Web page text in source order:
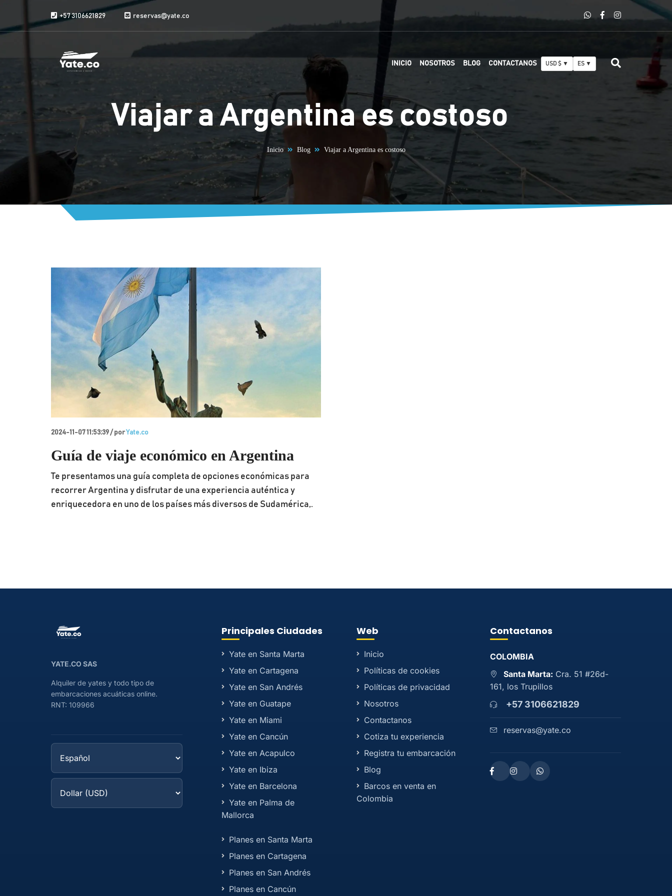
+57 3106621829 reservas@yate.co
INICIO NOSOTROS BLOG CONTACTANOS USD $ ▼ ES ▼
Viajar a Argentina es costoso
Inicio Blog Viajar a Argentina es costoso
2024-11-07 11:53:39 / porYate.co
Guía de viaje económico en Argentina
Te presentamos una guía completa de opciones económicas para
recorrer Argentina y disfrutar de una experiencia auténtica y
enriquecedora en uno de los países más diversos de Sudamérica,.
YATE.CO SAS
Alquiler de yates y todo tipo de
embarcaciones acuáticas online.
RNT: 109966
Principales Ciudades
Yate en Santa Marta
Yate en Cartagena
Yate en San Andrés
Yate en Guatape
Yate en Miami
Yate en Cancún
Yate en Acapulco
Yate en Ibiza
Yate en Barcelona
Yate en Palma de
Mallorca
Planes en Santa Marta
Planes en Cartagena
Planes en San Andrés
Planes en Cancún
Web
Inicio
Políticas de cookies
Políticas de privacidad
Nosotros
Contactanos
Cotiza tu experiencia
Registra tu embarcación
Blog
Barcos en venta en
Colombia
Contactanos
COLOMBIA
Santa Marta: Cra. 51 #26d-
161, los Trupillos
+57 3106621829
reservas@yate.co